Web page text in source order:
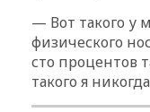
— Вот такого у
физического
сто процентов
такого я